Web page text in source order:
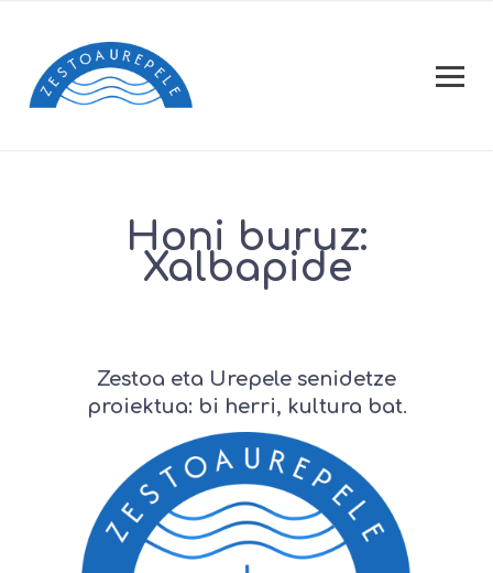
Honi buruz:
Xalbapide
Zestoa eta Urepele senidetze
proiektua: bi herri, kultura bat.